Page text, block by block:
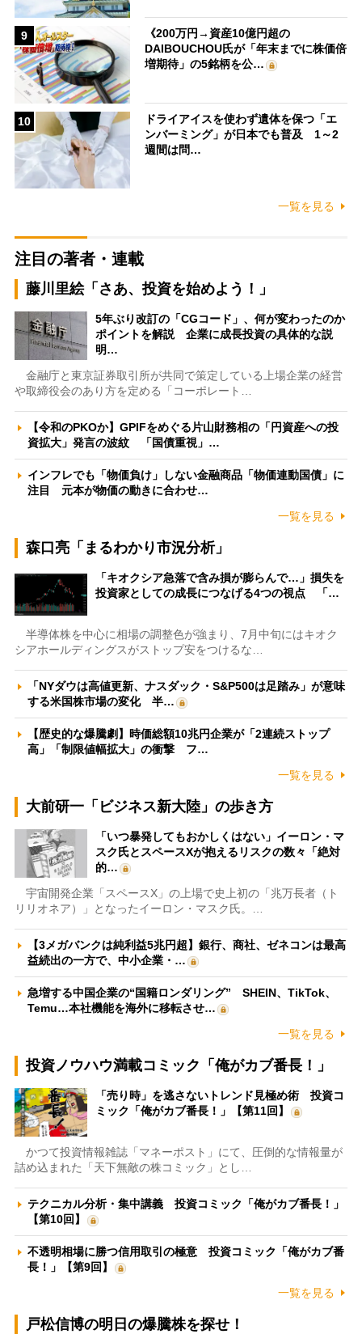
9
《200万円→資産10億円超の
DAIBOUCHOU氏が「年末までに株価倍
増期待」の5銘柄を公…
10
ドライアイスを使わず遺体を保つ「エ
ンバーミング」が日本でも普及 1～2
週間は問…
一覧を見る
注目の著者・連載
藤川里絵「さあ、投資を始めよう！」
5年ぶり改訂の「CGコード」、何が変わったのか
ポイントを解説 企業に成長投資の具体的な説
明…
金融庁と東京証券取引所が共同で策定している上場企業の経営
や取締役会のあり方を定める「コーポレート…
【令和のPKOか】GPIFをめぐる片山財務相の「円資産への投
資拡大」発言の波紋 「国債重視」…
インフレでも「物価負け」しない金融商品「物価連動国債」に
注目 元本が物価の動きに合わせ…
一覧を見る
森口亮「まるわかり市況分析」
「キオクシア急落で含み損が膨らんで…」損失を
投資家としての成長につなげる4つの視点 「…
半導体株を中心に相場の調整色が強まり、7月中旬にはキオク
シアホールディングスがストップ安をつけるな…
「NYダウは高値更新、ナスダック・S&P500は足踏み」が意味
する米国株市場の変化 半…
【歴史的な爆騰劇】時価総額10兆円企業が「2連続ストップ
高」「制限値幅拡大」の衝撃 フ…
一覧を見る
大前研一「ビジネス新大陸」の歩き方
「いつ暴発してもおかしくはない」イーロン・マ
スク氏とスペースXが抱えるリスクの数々「絶対
的…
宇宙開発企業「スペースX」の上場で史上初の「兆万長者（ト
リリオネア）」となったイーロン・マスク氏。…
【3メガバンクは純利益5兆円超】銀行、商社、ゼネコンは最高
益続出の一方で、中小企業・…
急増する中国企業の“国籍ロンダリング” SHEIN、TikTok、
Temu…本社機能を海外に移転させ…
一覧を見る
投資ノウハウ満載コミック「俺がカブ番長！」
「売り時」を逃さないトレンド見極め術 投資コ
ミック「俺がカブ番長！」【第11回】
かつて投資情報雑誌「マネーポスト」にて、圧倒的な情報量が
詰め込まれた「天下無敵の株コミック」とし…
テクニカル分析・集中講義 投資コミック「俺がカブ番長！」
【第10回】
不透明相場に勝つ信用取引の極意 投資コミック「俺がカブ番
長！」【第9回】
一覧を見る
戸松信博の明日の爆騰株を探せ！